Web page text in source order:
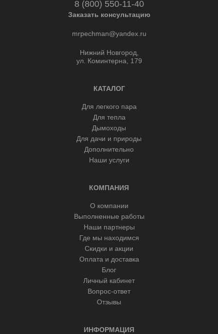
8 (800) 550-11-40
Заказать консультацию
mrpechman@yandex.ru
Нижний Новгород,
ул. Коминтерна, 179
КАТАЛОГ
Для легкого пара
Для тепла
Дымоходы
Для дачи и природы
Дополнительно
Наши услуги
КОМПАНИЯ
О компании
Выполненные работы
Наши партнеры
Где мы находимся
Скидки и акции
Оплата и доставка
Блог
Личный кабинет
Вопрос-ответ
Отзывы
ИНФОРМАЦИЯ